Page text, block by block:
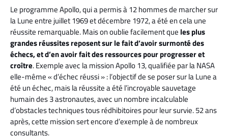
Le programme Apollo, qui a permis à 12 hommes de marcher sur
la Lune entre juillet 1969 et décembre 1972, a été en cela une
réussite remarquable. Mais on oublie facilement que les plus
grandes réussites reposent sur le fait d’avoir surmonté des
échecs, et d’en avoir fait des ressources pour progresser et
croître. Exemple avec la mission Apollo 13, qualifiée par la NASA
elle-même « d’échec réussi » : l’objectif de se poser sur la Lune a
été un échec, mais la réussite a été l’incroyable sauvetage
humain des 3 astronautes, avec un nombre incalculable
d’obstacles techniques tous rédhibitoires pour leur survie. 52 ans
après, cette mission sert encore d’exemple à de nombreux
consultants.